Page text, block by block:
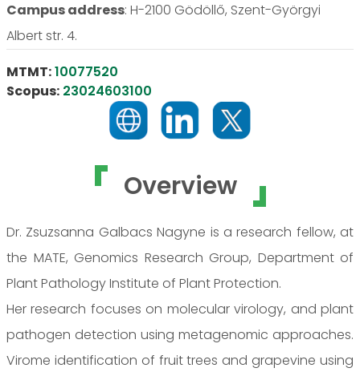
Overview
Dr. Zsuzsanna Galbacs Nagyne is a research fellow, at
the MATE, Genomics Research Group, Department of
Plant Pathology Institute of Plant Protection.
Her research focuses on molecular virology, and plant
pathogen detection using metagenomic approaches.
Virome identification of fruit trees and grapevine using
Campus address: H-2100 Gödöllő, Szent-Györgyi
Albert str. 4.
MTMT:10077520
Scopus: 23024603100